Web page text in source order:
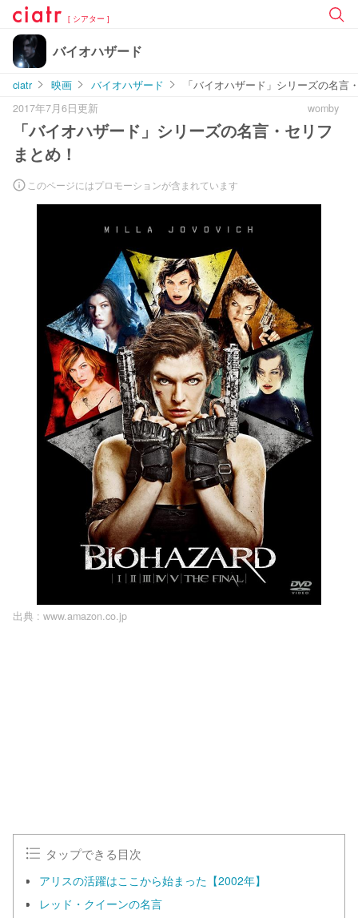
[ シアター ]
バイオハザード
ciatr 映画 バイオハザード
「バイオハザード」シリーズの名言
2017年7月6日更新
womby
「バイオハザード」シリーズの名言・セリフ
まとめ！
このページにはプロモーションが含まれています
出典 : www.amazon.co.jp
タップできる目次
アリスの活躍はここから始まった【2002年】
レッド・クイーンの名言